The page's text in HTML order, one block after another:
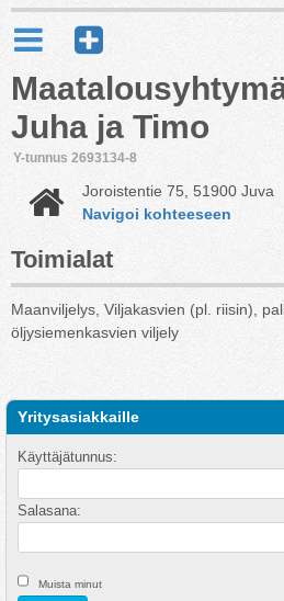
Juha ja Timo
Y-tunnus 2693134-8
Joroistentie 75, 51900 Juva
Navigoi kohteeseen
Toimialat
Maanviljelys, Viljakasvien (pl. riisin),
öljysiemenkasvien viljely
Yritysasiakkaille
Käyttäjätunnus:
Salasana:
Muista minut